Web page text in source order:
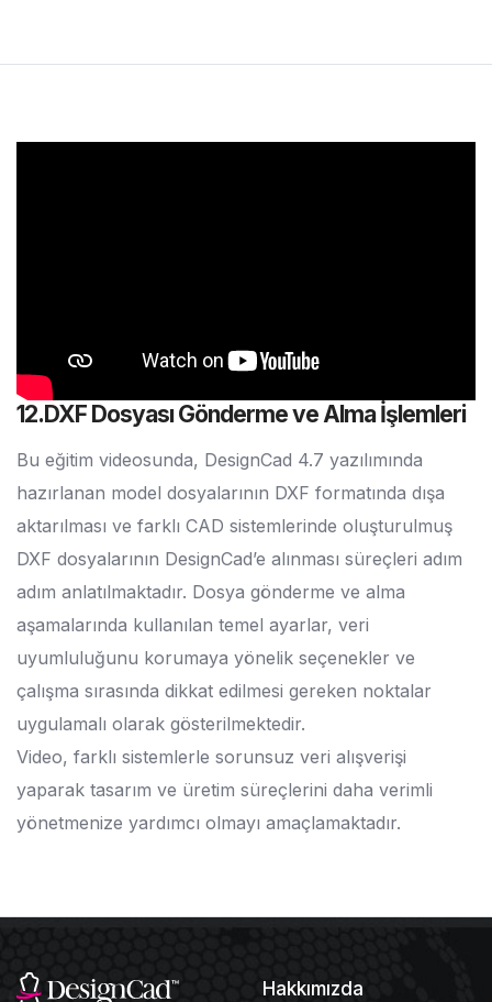
12.DXF Dosyası Gönderme ve Alma İşlemleri
Bu eğitim videosunda, DesignCad 4.7 yazılımında
hazırlanan model dosyalarının DXF formatında dışa
aktarılması ve farklı CAD sistemlerinde oluşturulmuş
DXF dosyalarının DesignCad’e alınması süreçleri adım
adım anlatılmaktadır. Dosya gönderme ve alma
aşamalarında kullanılan temel ayarlar, veri
uyumluluğunu korumaya yönelik seçenekler ve
çalışma sırasında dikkat edilmesi gereken noktalar
uygulamalı olarak gösterilmektedir.
Video, farklı sistemlerle sorunsuz veri alışverişi
yaparak tasarım ve üretim süreçlerini daha verimli
yönetmenize yardımcı olmayı amaçlamaktadır.
Hakkımızda